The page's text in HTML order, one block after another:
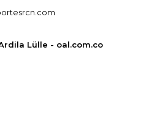
Lülle - oal.com.co